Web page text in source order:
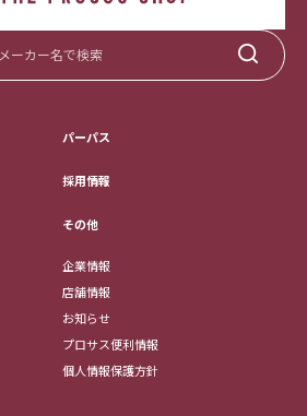
パーパス
採用情報
その他
企業情報
店舗情報
お知らせ
プロサス便利情報
個人情報保護方針